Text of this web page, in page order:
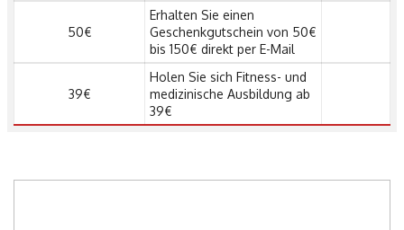
50€
Erhalten Sie einen
Geschenkgutschein von 50€
bis 150€ direkt per E-Mail
39€
Holen Sie sich Fitness- und
medizinische Ausbildung ab
39€